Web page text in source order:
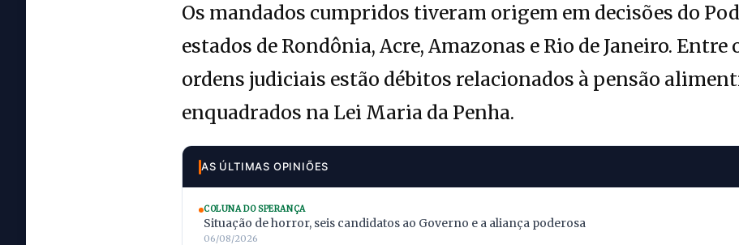
Os mandados cumpridos tiveram origem em decisões do
estados de Rondônia, Acre, Amazonas e Rio de Janeiro. Entre
ordens judiciais estão débitos relacionados à pensão
enquadrados na Lei Maria da Penha.
AS ÚLTIMAS OPINIÕES
COLUNA DO SPERANÇA
Situação de horror, seis candidatos ao Governo e a aliança poderosa
06/08/2026